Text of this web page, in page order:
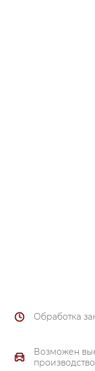
Обработка
Возможен
производство